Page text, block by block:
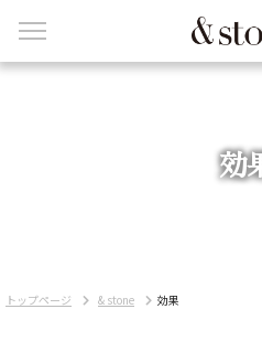
toggle
効
トップページ & stone 効果